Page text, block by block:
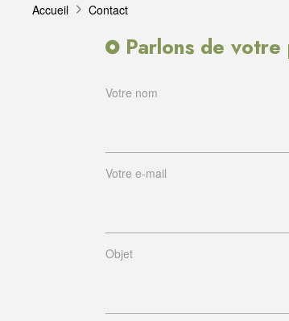
Accueil Contact
Parlons de
Votre nom
Votre e-mail
Objet